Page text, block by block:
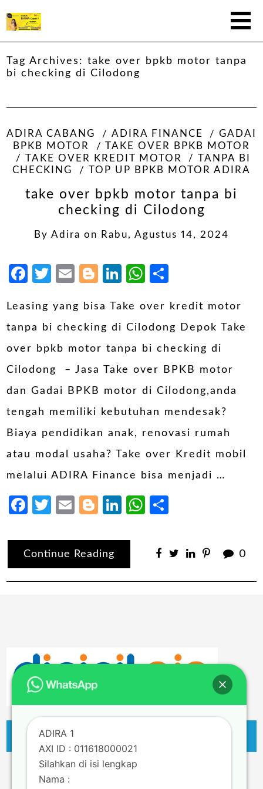
Tag Archives:take over bpkb motor tanpa
bi checking di Cilodong
ADIRA CABANG ADIRA FINANCE
GADAI
BPKB MOTOR
TAKE OVER BPKB MOTOR
TAKE OVER KREDIT MOTOR
TANPA BI
CHECKING
TOP UP BPKB MOTOR ADIRA
take over bpkb motor tanpa bi
checking di Cilodong
By Adira on Rabu, Agustus 14, 2024
Facebook
Twitter
EmailBlogger
LinkedIn
WhatsApp
Leasing yang bisa Take over kredit motor
tanpa bi checking di Cilodong Depok Take
over bpkb motor tanpa bi checking di
Cilodong – Jasa Take over BPKB motor
dan Gadai BPKB motor di Cilodong,anda
tengah memiliki kebutuhan mendesak?
Biaya pendidikan anak, renovasi rumah
atau modal usaha? Take over Kredit mobil
melalui ADIRA Finance bisa menjadi …
Facebook
Twitter
EmailBlogger
LinkedIn
WhatsApp
Continue Reading 0
ADIRA 1
AXI ID : 011618000021
Silahkan di isi lengkap
Nama :